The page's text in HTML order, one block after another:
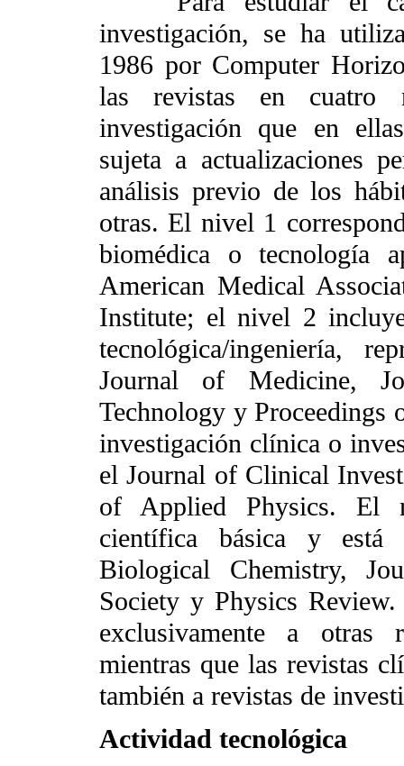
investigación, se ha
1986 por Computer
las revistas en cuatro
investigación que en
sujeta a actualizaciones
análisis previo de los
otras. El nivel 1
biomédica o tecnología
American Medical
Institute; el nivel 2
tecnológica/ingeniería,
Journal of Medicine,
Technology y Proceedings
investigación clínica o
el Journal of Clinical
of Applied Physics. El
científica básica y está
Biological Chemistry,
Society y Physics
exclusivamente a otras
mientras que las revistas
también a revistas de
Actividad tecnológica